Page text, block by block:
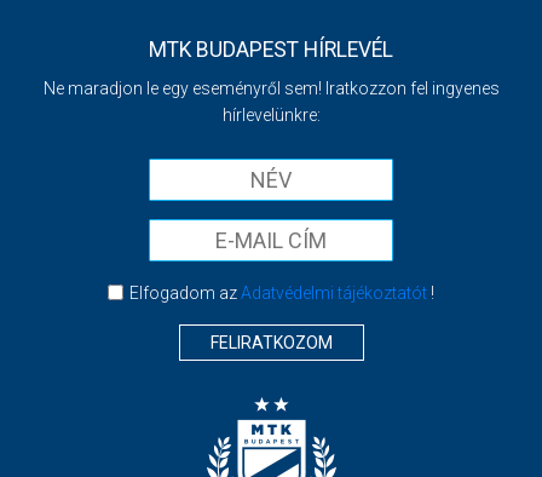
MTK BUDAPEST HÍRLEVÉL
Ne maradjon le egy eseményről sem! Iratkozzon fel ingyenes
hírlevelünkre:
Elfogadom azAdatvédelmi tájékoztatót!
FELIRATKOZOM